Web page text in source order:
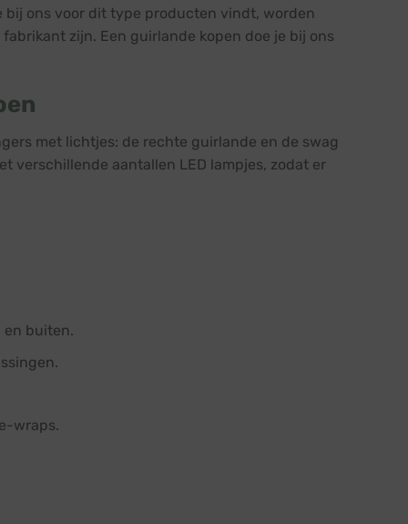
bij ons voor dit type producten vindt, worden
zijn. Een guirlande kopen doe je bij ons
met lichtjes: de rechte guirlande en de swag
verschillende aantallen LED lampjes, zodat er
en buiten.
wraps.